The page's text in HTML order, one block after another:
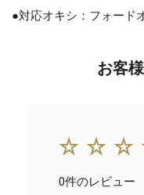
●対応オキシ：フォード
お客
0件のレビュー